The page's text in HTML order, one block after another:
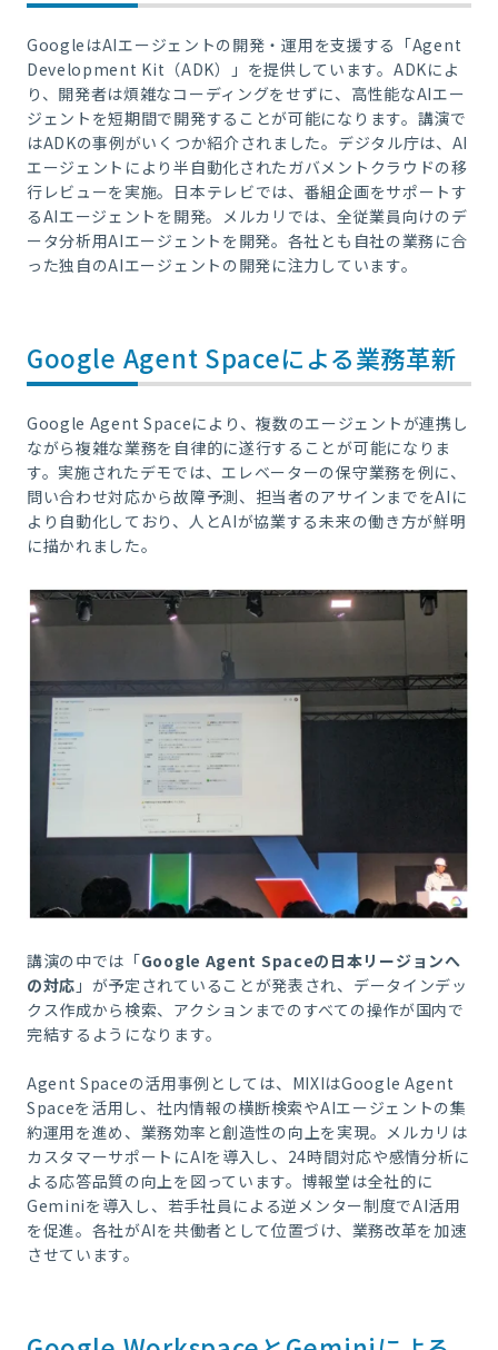
GoogleはAIエージェントの開発・運用を支援する「Agent
Development Kit（ADK）」を提供しています。ADKによ
り、開発者は煩雑なコーディングをせずに、高性能なAIエー
ジェントを短期間で開発することが可能になります。講演で
はADKの事例がいくつか紹介されました。デジタル庁は、AI
エージェントにより半自動化されたガバメントクラウドの移
行レビューを実施。日本テレビでは、番組企画をサポートす
るAIエージェントを開発。メルカリでは、全従業員向けのデ
ータ分析用AIエージェントを開発。各社とも自社の業務に合
った独自のAIエージェントの開発に注力しています。
Google Agent Spaceによる業務革新
Google Agent Spaceにより、複数のエージェントが連携し
ながら複雑な業務を自律的に遂行することが可能になりま
す。実施されたデモでは、エレベーターの保守業務を例に、
問い合わせ対応から故障予測、担当者のアサインまでをAIに
より自動化しており、人とAIが協業する未来の働き方が鮮明
に描かれました。
講演の中では「Google Agent Spaceの日本リージョンへ
の対応 」が予定されていることが発表され、データインデッ
クス作成から検索、アクションまでのすべての操作が国内で
完結するようになります。
Agent Spaceの活用事例としては、MIXIはGoogle Agent
Spaceを活用し、社内情報の横断検索やAIエージェントの集
約運用を進め、業務効率と創造性の向上を実現。メルカリは
カスタマーサポートにAIを導入し、24時間対応や感情分析に
よる応答品質の向上を図っています。博報堂は全社的に
Geminiを導入し、若手社員による逆メンター制度でAI活用
を促進。各社がAIを共働者として位置づけ、業務改革を加速
させています。